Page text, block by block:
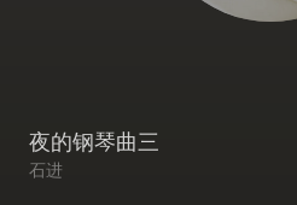
夜的钢琴曲三
石进